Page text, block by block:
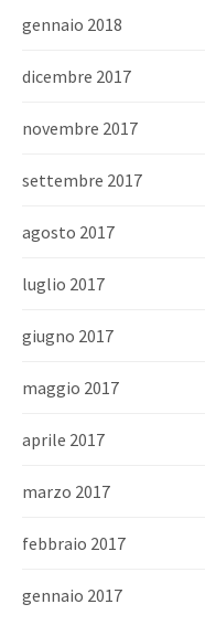
gennaio 2018
dicembre 2017
novembre 2017
settembre 2017
agosto 2017
luglio 2017
giugno 2017
maggio 2017
aprile 2017
marzo 2017
febbraio 2017
gennaio 2017